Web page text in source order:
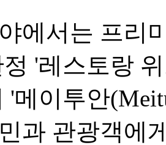
에서는 프리
'레스토랑
'메이투안
과 관광객에